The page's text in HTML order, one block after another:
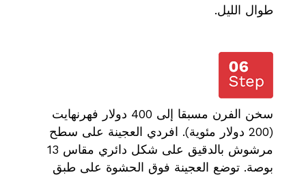
طوال الليل.
سخن الفرن مسبقا إلى 400 دولار فهرنهايت
(200 دولار مئوية). افردي العجينة على سطح
مرشوش بالدقيق على شكل دائري مقاس 13
بوصة. توضع العجينة فوق الحشوة على طبق